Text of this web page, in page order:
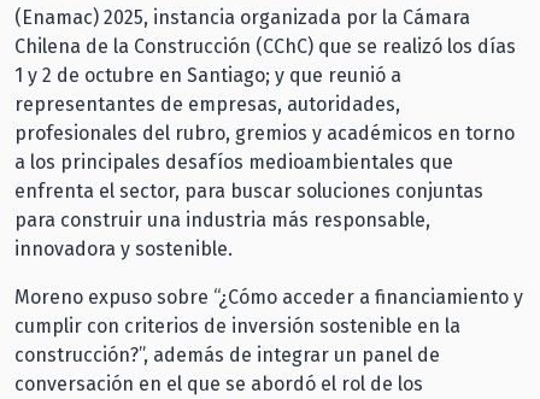
(Enamac) 2025, instancia organizada por la Cámara
Chilena de la Construcción (CChC) que se realizó los días
1 y 2 de octubre en Santiago; y que reunió a
representantes de empresas, autoridades,
profesionales del rubro, gremios y académicos en torno
a los principales desafíos medioambientales que
enfrenta el sector, para buscar soluciones conjuntas
para construir una industria más responsable,
innovadora y sostenible.
Moreno expuso sobre “¿Cómo acceder a financiamiento y
cumplir con criterios de inversión sostenible en la
construcción?”, además de integrar un panel de
conversación en el que se abordó el rol de los